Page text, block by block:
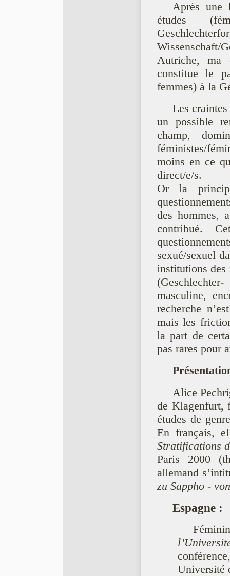
Après une
études
Wissenschaft/
Autriche, ma
constitue le
femmes) à la
Les
un possible
champ,
féministes/
moins en ce
direct/e/s.
Or la
des hommes,
contribué.
sexué/sexuel
institutions des
masculine,
recherche
mais les
la part de
pas rares pour
Alice
de Klagenfurt,
études de
En français,
Stratifications
Paris 2000
allemand
zu Sappho -
Espagne:
Université